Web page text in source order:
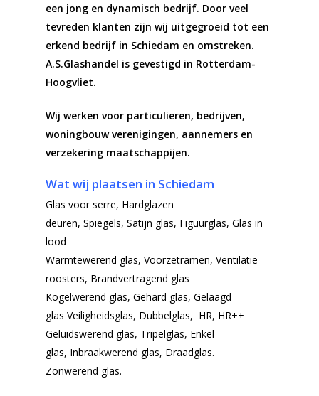
een jong en dynamisch bedrijf. Door veel
tevreden klanten zijn wij uitgegroeid tot een
erkend bedrijf in Schiedam en omstreken.
A.S.Glashandel is gevestigd in Rotterdam-
Hoogvliet.
Wij werken voor particulieren, bedrijven,
woningbouw verenigingen, aannemers en
verzekering maatschappijen.
Wat wij plaatsen in Schiedam
Glas voor serre, Hardglazen
deuren, Spiegels, Satijn glas, Figuurglas, Glas in
lood
Warmtewerend glas, Voorzetramen, Ventilatie
roosters, Brandvertragend glas
Kogelwerend glas, Gehard glas, Gelaagd
glas Veiligheidsglas, Dubbelglas, HR, HR++
Geluidswerend glas, Tripelglas, Enkel
glas, Inbraakwerend glas, Draadglas.
Zonwerend glas.